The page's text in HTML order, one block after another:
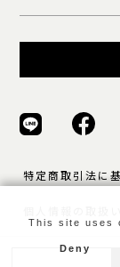
特定商取引法に
ご利用規約
This site uses
Deny